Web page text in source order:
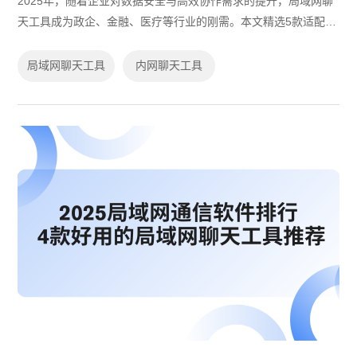
天工具成为政企、金融、医疗等行业的刚需。本文精选5款适配内
作、开源定制等场景，助力企业构建...
局域网聊天工具 内网聊天工具